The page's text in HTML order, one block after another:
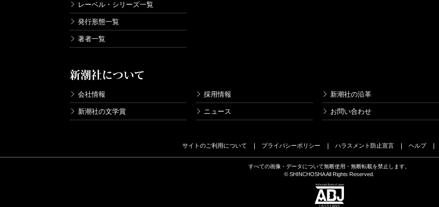
レーベル・シリーズ一覧
発行形態一覧
著者一覧
新潮社について
会社情報 採用情報 新潮社の沿革
新潮社の文学賞 ニュース お問い合わせ
サイトのご利用について プライバシーポリシー ハラスメント防止宣言 ヘルプ
すべての画像・データについて無断使用・無断転載を禁止します。
© SHINCHOSHA All Rights Reserved.